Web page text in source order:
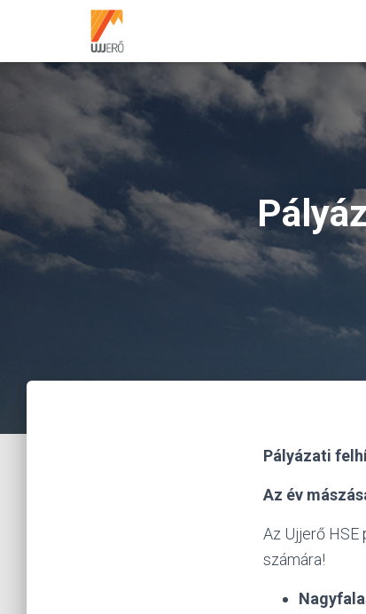
Pályázati
Az év
Az Ujjerő HSE
számára!